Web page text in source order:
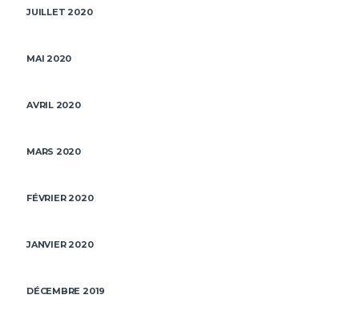
JUILLET 2020
MAI 2020
AVRIL 2020
MARS 2020
FÉVRIER 2020
JANVIER 2020
DÉCEMBRE 2019